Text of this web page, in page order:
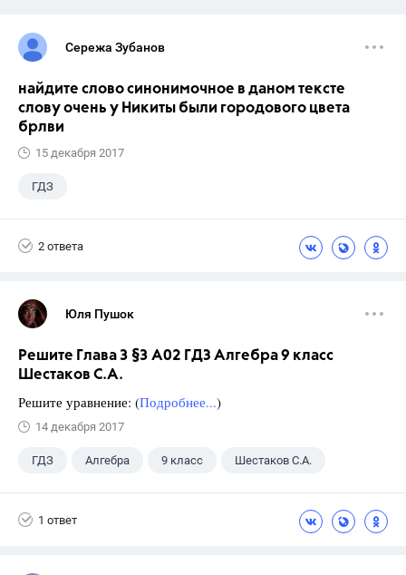
Сережа Зубанов
найдите слово синонимочное в даном тексте
слову очень у Никиты были городового цвета
брлви
15 декабря 2017
ГДЗ
2 ответа
Юля Пушок
Решите Глава 3 §3 А02 ГДЗ Алгебра 9 класс
Шестаков С.А.
Решите уравнение: (Подробнее...)
14 декабря 2017
ГДЗ Алгебра 9 класс Шестаков С.А.
1 ответ